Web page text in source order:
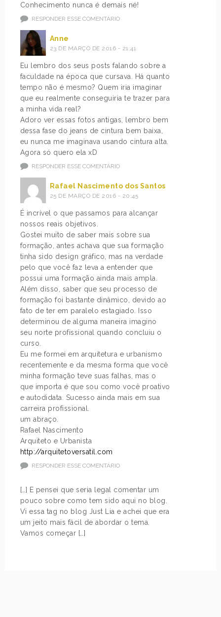
Conhecimento nunca é demais né!
RESPONDER ESSE COMENTÁRIO
Anne
23 DE MARÇO DE 2016 - 21:41
Eu lembro dos seus posts falando sobre a
faculdade na época que cursava. Há quanto
tempo não é mesmo? Quem iria imaginar
que eu realmente conseguiria te trazer para
a minha vida real?
Adoro ver essas fotos antigas, lembro bem
dessa fase do jeans de cintura bem baixa,
eu nunca me imaginava usando cintura alta.
Agora só quero ela xD
RESPONDER ESSE COMENTÁRIO
Rafael Nascimento dos Santos
25 DE MARÇO DE 2016 - 20:45
É incrível o que passamos para alcançar
nossos reais objetivos.
Gostei muito de saber mais sobre sua
formação, antes achava que sua formação
tinha sido design gráfico, mas na verdade
pelo que você faz leva a entender que
possui uma formação ainda mais ampla.
Além disso, saber que seu processo de
formação foi bastante dinâmico, devido ao
fato de ter em paralelo estagiado. Isso
determinou de alguma maneira imagino
seu norte profissional quando concluiu o
curso.
Eu me formei em arquitetura e urbanismo
recentemente e da mesma forma que você
minha formação teve suas falhas, mas o
que importa é que sou como você proativo
e autodidata. Sucesso ainda mais em sua
carreira profissional.
um abraço.
Rafael Nascimento
Arquiteto e Urbanista
http://arquitetoversatil.com
RESPONDER ESSE COMENTÁRIO
[…] E pensei que seria legal comentar um
pouco sobre como tem sido aqui no blog.
Vi essa tag no blog Just Lia e achei que era
um jeito mais fácil de abordar o tema.
Vamos começar […]